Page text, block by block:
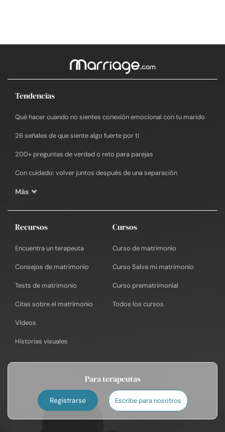
Tendencias
Qué hacer cuando no sientes conexión emocional con tu marido
26 señales de que siente algo fuerte por ti
200+ preguntas de verdad o reto para parejas
Con cuidado: volver juntos después de una separación
Más
Recursos
Encuentra un terapeuta
Consejos de matrimonio
Tests de matrimonio
Citas sobre el matrimonio
Vídeos
Historias visuales
Cursos
Curso de matrimonio
Curso Salva mi matrimonio
Curso prematrimonial
Todos los cursos
Para terapeutas
Registrarse Escribe para nosotros